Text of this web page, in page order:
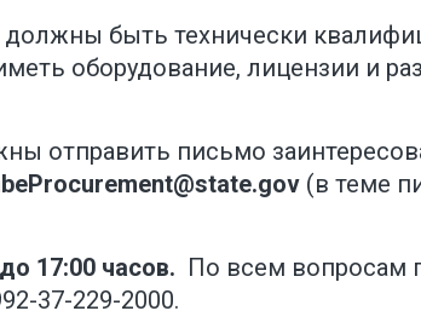
быть технически
оборудование, лицензии и
отправить письмо
(в теме
17:00 часов. По всем вопросам
37-229-2000.